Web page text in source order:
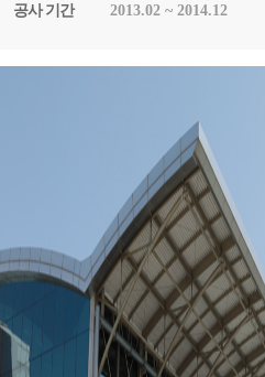
공사 기간 2013.02 ~ 2014.12